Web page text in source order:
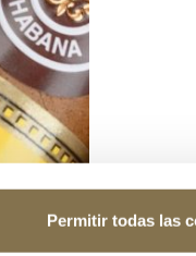
Permitir todas las